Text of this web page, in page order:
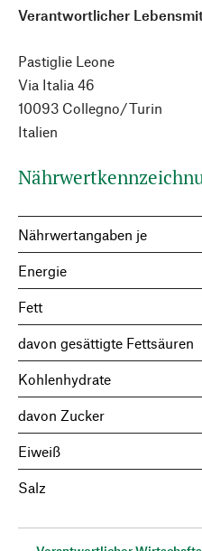
Verantwortlicher
Pastiglie Leone
Via Italia 46
10093 Collegno/Turin
Italien
Nährwertangaben je
Energie
Fett
davon gesättigte Fettsäuren
Kohlenhydrate
davon Zucker
Eiweiß
Salz